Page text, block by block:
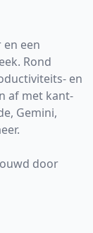
een
Rond
en
af met kant-
Gemini,
door